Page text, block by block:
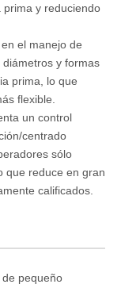
prima y reduciendo
el manejo de
y formas
prima, lo que
flexible.
un control
centrado
sólo
que reduce en gran
calificados.
pequeño